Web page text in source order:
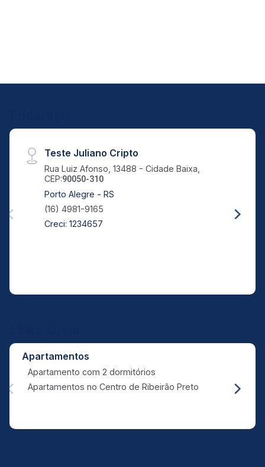
Teste Juliano Cripto
Rua Luiz Afonso, 13488 - Cidade Baixa,
CEP:90050-310
Porto Alegre - RS
(16) 4981-9165
Creci: 1234657
Apartamentos
Apartamento com 2 dormitórios
Apartamentos no Centro de Ribeirão Preto